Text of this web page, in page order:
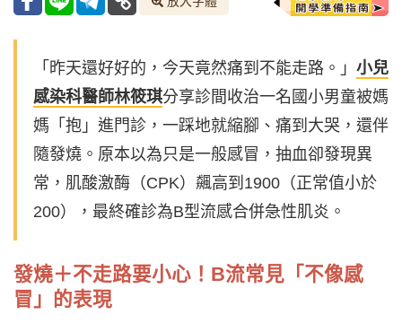
「昨天還好好的，今天竟然痛到不能走路。」 小兒
感染科醫師林筱琪分享診間收治一名國小男童被媽
媽「抱」進門診，一踩地就縮腳、痛到大哭，還伴
隨發燒。原本以為只是一般感冒，抽血卻發現異
常，肌酸激酶（CPK）飆高到1900（正常值小於
200），最終確診為B型流感合併急性肌炎。
發燒＋不走路要小心！B流常見「不像感
冒」的表現